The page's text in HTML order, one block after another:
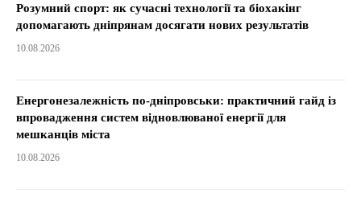
Розумний спорт: як сучасні технології та біохакінг
допомагають дніпрянам досягати нових результатів
10.08.2026
Енергонезалежність по-дніпровськи: практичний гайд із
впровадження систем відновлюваної енергії для
мешканців міста
10.08.2026